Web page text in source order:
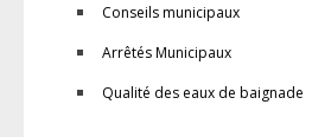
Conseils municipaux
Arrêtés Municipaux
Qualité des eaux de baignade